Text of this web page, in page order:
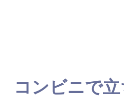
コンビニで